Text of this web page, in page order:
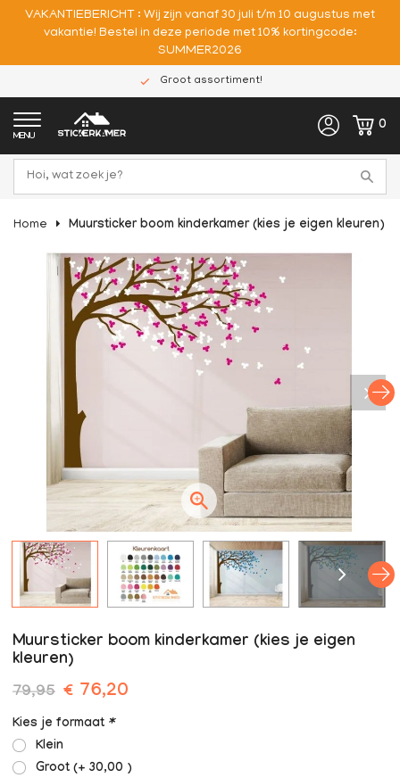
VAKANTIEBERICHT : Wij zijn vanaf 30 juli t/m 10 augustus met
vakantie! Bestel in deze periode met 10% kortingcode:
SUMMER2026
Groot assortiment!
MENU
0
Home Muursticker boom kinderkamer (kies je eigen kleuren)
Muursticker boom kinderkamer (kies je eigen
kleuren)
79,95 € 76,20
Kies je formaat *
Klein
Groot (+ 30,00 )